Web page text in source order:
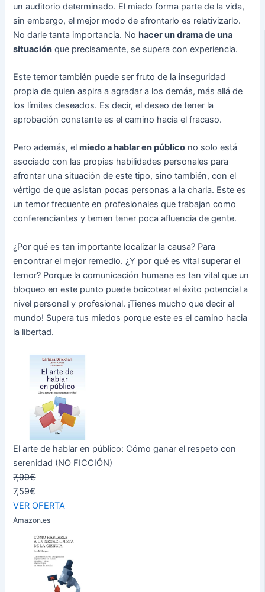
un auditorio determinado. El miedo forma parte de la vida,
sin embargo, el mejor modo de afrontarlo es relativizarlo.
No darle tanta importancia. Nohacer un drama de una
situación que precisamente, se supera con experiencia.
Este temor también puede ser fruto de la inseguridad
propia de quien aspira a agradar a los demás, más allá de
los límites deseados. Es decir, el deseo de tener la
aprobación constante es el camino hacia el fracaso.
Pero además, elmiedo a hablar en público no solo está
asociado con las propias habilidades personales para
afrontar una situación de este tipo, sino también, con el
vértigo de que asistan pocas personas a la charla. Este es
un temor frecuente en profesionales que trabajan como
conferenciantes y temen tener poca afluencia de gente.
¿Por qué es tan importante localizar la causa? Para
encontrar el mejor remedio. ¿Y por qué es vital superar el
temor? Porque la comunicación humana es tan vital que un
bloqueo en este punto puede boicotear el éxito potencial a
nivel personal y profesional. ¡Tienes mucho que decir al
mundo! Supera tus miedos porque este es el camino hacia
la libertad.
El arte de hablar en público: Cómo ganar el respeto con
serenidad (NO FICCIÓN)
7,99€
7,59€
VER OFERTA
Amazon.es